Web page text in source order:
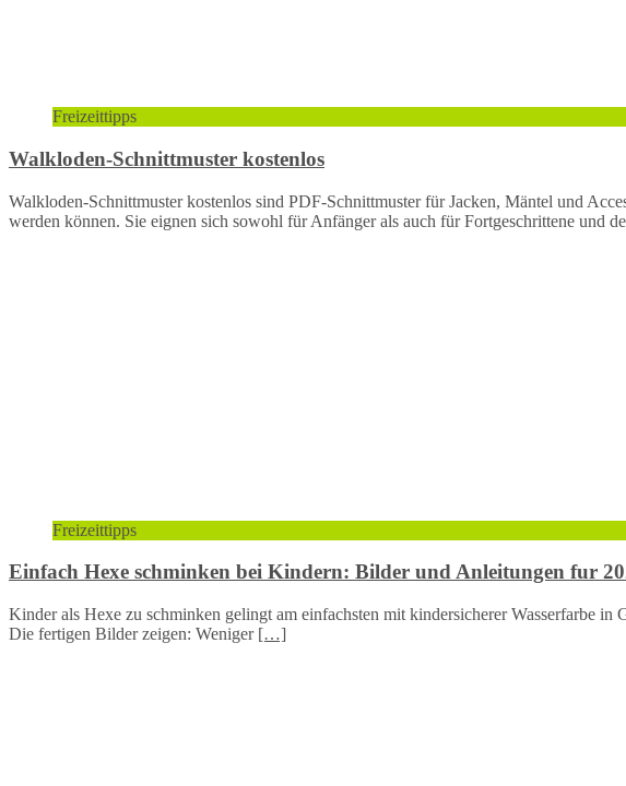
Freizeittipps
Walkloden-Schnittmuster kostenlos
Walkloden-Schnittmuster kostenlos sind PDF-Schnittmuster für Jacken, Mäntel und
werden können. Sie eignen sich sowohl für Anfänger als auch für Fortgeschrittene und
Freizeittipps
Einfach Hexe schminken bei Kindern: Bilder und Anleitungen fur
Kinder als Hexe zu schminken gelingt am einfachsten mit kindersicherer Wasserfarbe
Die fertigen Bilder zeigen: Weniger […]